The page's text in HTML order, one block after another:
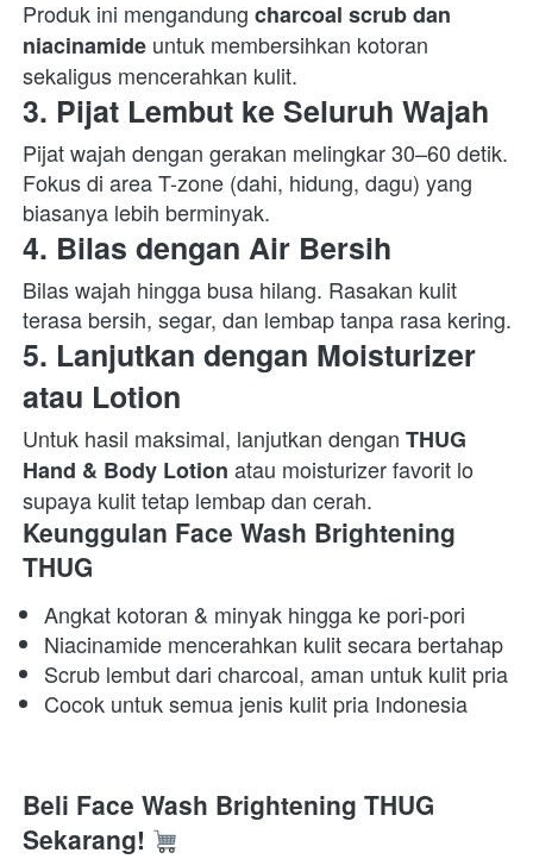
Produk ini mengandung charcoal scrub dan
niacinamide untuk membersihkan kotoran
sekaligus mencerahkan kulit.
3. Pijat Lembut ke Seluruh Wajah
Pijat wajah dengan gerakan melingkar 30–60 detik.
Fokus di area T-zone (dahi, hidung, dagu) yang
biasanya lebih berminyak.
4. Bilas dengan Air Bersih
Bilas wajah hingga busa hilang. Rasakan kulit
5. Lanjutkan dengan Moisturizer
atau Lotion
Untuk hasil maksimal, lanjutkan dengan THUG
Hand & Body Lotion atau moisturizer favorit lo
supaya kulit tetap lembap dan cerah.
Keunggulan Face Wash Brightening
THUG
Angkat kotoran & minyak hingga ke pori-pori
Niacinamide mencerahkan kulit secara bertahap
Cocok untuk semua jenis kulit pria Indonesia
Beli Face Wash Brightening THUG
Sekarang!